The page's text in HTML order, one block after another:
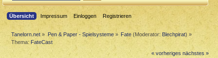
Übersicht Impressum Einloggen Registrieren
Tanelorn.net » Pen & Paper - Spielsysteme» Fate (Moderator: Blechpirat) »
Thema: FateCast
« vorheriges nächstes »